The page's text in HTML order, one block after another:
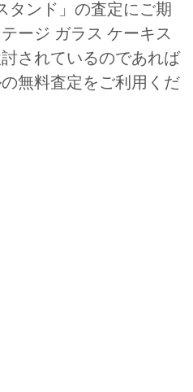
タンド」の査定にご期
ージ ガラス ケーキス
されているのであれば
無料査定をご利用くだ